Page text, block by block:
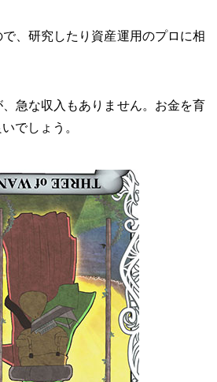
、研究したり資産運用のプロに相
急な収入もありません。お金を育
でしょう。